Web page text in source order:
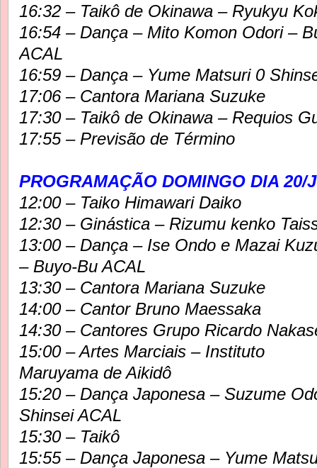
16:32 – Taikô de Okinawa – Ryukyu
16:54 – Dança – Mito Komon Odori –
ACAL
16:59 – Dança – Yume Matsuri 0
17:06 – Cantora Mariana Suzuke
17:30 – Taikô de Okinawa – Requios
17:55 – Previsão de Término
PROGRAMAÇÃO DOMINGO DIA 20/
12:00 – Taiko Himawari Daiko
12:30 – Ginástica – Rizumu kenko
13:00 – Dança – Ise Ondo e Mazai
– Buyo-Bu ACAL
13:30 – Cantora Mariana Suzuke
14:00 – Cantor Bruno Maessaka
14:30 – Cantores Grupo Ricardo
15:00 – Artes Marciais – Instituto
Maruyama de Aikidô
15:20 – Dança Japonesa – Suzume
Shinsei ACAL
15:30 – Taikô
15:55 – Dança Japonesa – Yume